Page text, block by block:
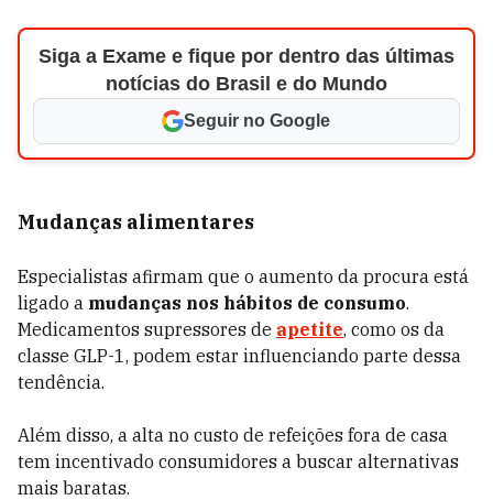
Siga a Exame e fique por dentro das últimas
notícias do Brasil e do Mundo
Seguir no Google
Mudanças alimentares
Especialistas afirmam que o aumento da procura está
ligado a mudanças nos hábitos de consumo.
Medicamentos supressores de apetite, como os da
classe GLP-1, podem estar influenciando parte dessa
tendência.
Além disso, a alta no custo de refeições fora de casa
tem incentivado consumidores a buscar alternativas
mais baratas.